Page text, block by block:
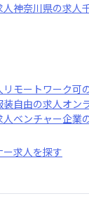
人神奈川県の求人
リモートワーク可
装自由の求人オン
人ベンチャー企業
求人を探す